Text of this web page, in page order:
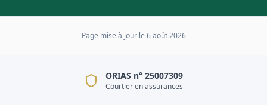
Page mise à jour le 6 août 2026
ORIAS n° 25007309
Courtier en assurances